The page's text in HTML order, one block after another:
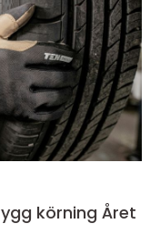
körning Året